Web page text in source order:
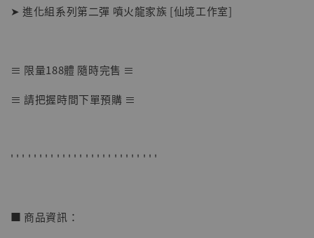
【店內現貨】七龍珠 系列蒐藏雕像 悟空 鳥山
NT$ 5,580
➤ 進化組系列第二彈 噴火龍家族 [仙境工作室]
≡ 限量188體 隨時完售 ≡
≡ 請把握時間下單預購 ≡
' ' ' ' ' ' ' ' ' ' ' ' ' ' ' ' ' ' ' ' ' ' ' ' ' '
■ 商品資訊：